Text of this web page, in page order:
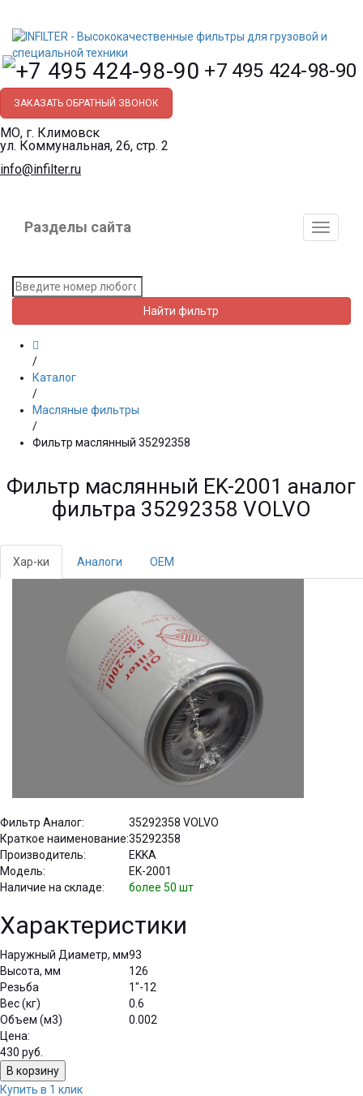
+7 495 424-98-90
ЗАКАЗАТЬ ОБРАТНЫЙ ЗВОНОК
МО, г. Климовск
ул. Коммунальная, 26, стр. 2
info@infilter.ru
Toggle
Разделы сайта
Найти фильтр
/
Каталог
/
Масляные фильтры
/
Фильтр маслянный 35292358
Фильтр маслянный EK-2001 аналог
фильтра 35292358 VOLVO
Хар-ки Аналоги OEM
Фильтр Аналог:
35292358 VOLVO
Краткое наименование:35292358
Производитель:
EKKA
Модель:
EK-2001
Наличие на складе:
более 50 шт
Характеристики
Наружный Диаметр, мм93
Высота, мм
126
Резьба
1"-12
Вес (кг)
0.6
Объем (м3)
0.002
Цена:
430 руб.
Купить в 1 клик